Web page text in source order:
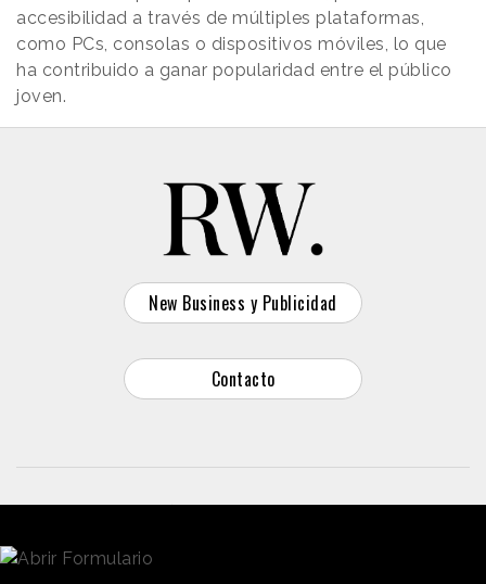
accesibilidad a través de múltiples plataformas,
como PCs, consolas o dispositivos móviles, lo que
ha contribuido a ganar popularidad entre el público
joven.
New Business y Publicidad
Contacto
© 2026 Reason Why
Dirección: Calle Antonio Pirala 29. Madrid, 28017